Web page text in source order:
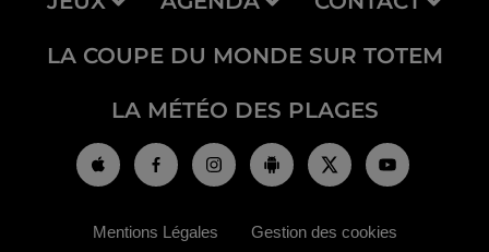
LA COUPE DU MONDE SUR TOTEM
LA MÉTÉO DES PLAGES
Mentions Légales Gestion des cookies